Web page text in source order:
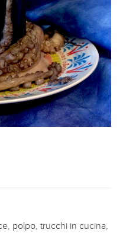
polpo ,trucchi in cucina